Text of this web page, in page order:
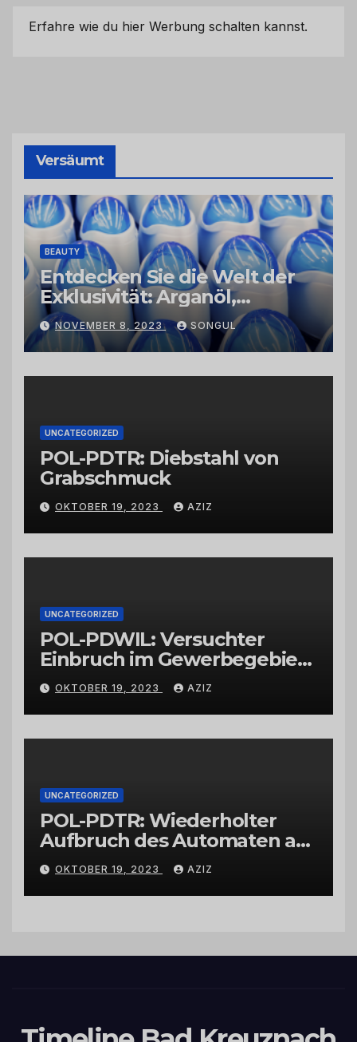
Erfahre wie du hier Werbung schalten kannst.
Versäumt
BEAUTY
Entdecken Sie die Welt der
Exklusivität: Arganöl,
Kaktusfeigenkernöl und
Schwarzkümmelöl von
vertrauenswürdigen
Großhändlern und Anbietern
NOVEMBER 8, 2023 SONGUL
UNCATEGORIZED
POL-PDTR: Diebstahl von
Grabschmuck
OKTOBER 19, 2023 AZIZ
UNCATEGORIZED
POL-PDWIL: Versuchter
Einbruch im Gewerbegebiet
Wittlich
OKTOBER 19, 2023 AZIZ
UNCATEGORIZED
POL-PDTR: Wiederholter
Aufbruch des Automaten am
Wohnmobilstellplatz in
Hermeskeil am Labachweg
OKTOBER 19, 2023 AZIZ